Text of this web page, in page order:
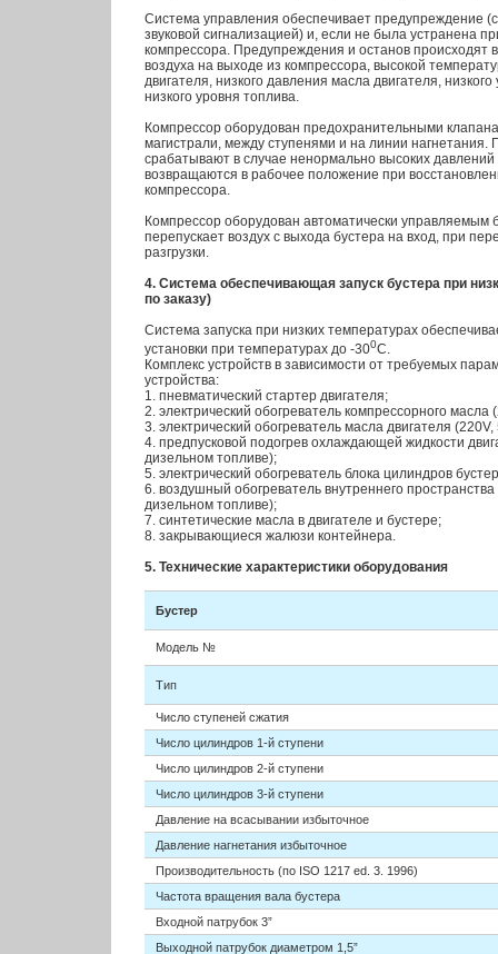
Система управления обеспечивает предупреждение
звуковой сигнализацией) и, если не была устранена
компрессора. Предупреждения и останов происходят
воздуха на выходе из компрессора, высокой
двигателя, низкого давления масла двигателя,
низкого уровня топлива.
Компрессор оборудован предохранительными
магистрали, между ступенями и на линии
срабатывают в случае ненормально высоких
возвращаются в рабочее положение при
компрессора.
Компрессор оборудован автоматически управляемым
перепускает воздух с выхода бустера на вход, при
разгрузки.
4. Система обеспечивающая запуск бустера при
по заказу)
Система запуска при низких температурах
установки при температурах до -300С.
Комплекс устройств в зависимости от требуемых
устройства:
1. пневматический стартер двигателя;
2. электрический обогреватель компрессорного масла
3. электрический обогреватель масла двигателя (220V,
4. предпусковой подогрев охлаждающей жидкости
дизельном топливе);
5. электрический обогреватель блока цилиндров
6. воздушный обогреватель внутреннего
дизельном топливе);
7. синтетические масла в двигателе и бустере;
8. закрывающиеся жалюзи контейнера.
5. Технические характеристики оборудования
Бустер
Модель №
Тип
Число ступеней сжатия
Число цилиндров 1-й ступени
Число цилиндров 2-й ступени
Число цилиндров 3-й ступени
Давление на всасывании избыточное
Давление нагнетания избыточное
Производительность (по ISO 1217 ed. 3. 1996)
Частота вращения вала бустера
Входной патрубок 3”
Выходной патрубок диаметром 1,5”